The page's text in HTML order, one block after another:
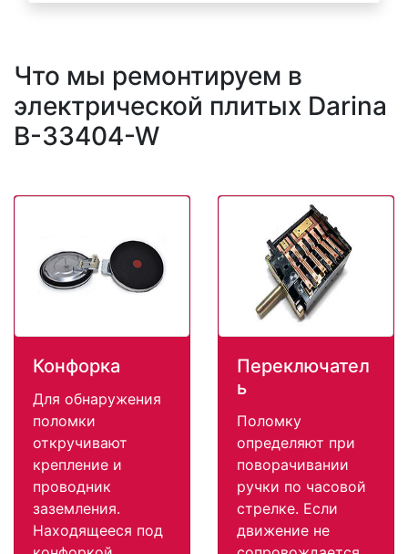
Что мы ремонтируем в
электрической плитых Darina
B-33404-W
Конфорка
Для обнаружения
поломки
откручивают
крепление и
проводник
заземления.
Находящееся под
Переключател
ь
Поломку
определяют при
поворачивании
ручки по часовой
стрелке. Если
движение не